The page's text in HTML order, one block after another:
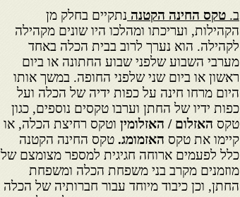
ב. טקס החינה הקטנה נתקיים בחלק מן
הקהילות, ועריכתו ומהלכו היו שונים מקהילה
לקהילה. הוא נערך לרוב בבית הכלה באחד
מערבי השבוע שלפני שבוע החתונה או ביום
ראשון או ביום שני שלפני החופה. במשך אותו
היום מרחו חינה על כפות ידיה של הכלה ועל
כפות ידיו של החתן וערבו טקסים נוספים, כגון
טקס האזלום / האזלומין וטקס רחיצת הכלה, או
קיימו את טקס האזמומג. טקס החינה הקטנה
כלל לפעמים ארוחה חגיגית למספר מצומצם של
מוזמנים מקרב בני משפחת הכלה ומשפחת
החתן, וכן כיבוד מיוחד עבור חברותיה של הכלה